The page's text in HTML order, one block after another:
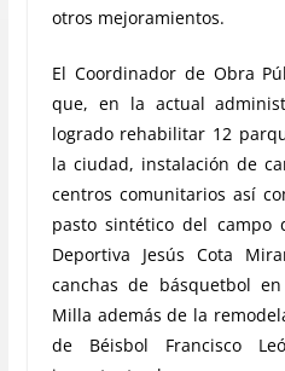
otros mejoramientos.
El Coordinador de Obra
que, en la actual
logrado rehabilitar 12
la ciudad, instalación de
centros comunitarios así
pasto sintético del campo
Deportiva Jesús Cota
canchas de básquetbol
Milla además de la
de Béisbol Francisco